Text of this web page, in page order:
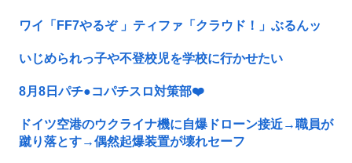
ワイ「FF7やるぞ 」ティファ「クラウド！」ぶるんッ
いじめられっ子や不登校児を学校に行かせたい
8月8日パチ●コパチスロ対策部❤️
ドイツ空港のウクライナ機に自爆ドローン接近→職員が
蹴り落とす→偶然起爆装置が壊れセーフ